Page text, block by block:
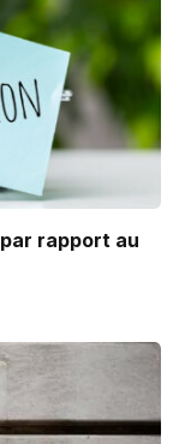
rapport au